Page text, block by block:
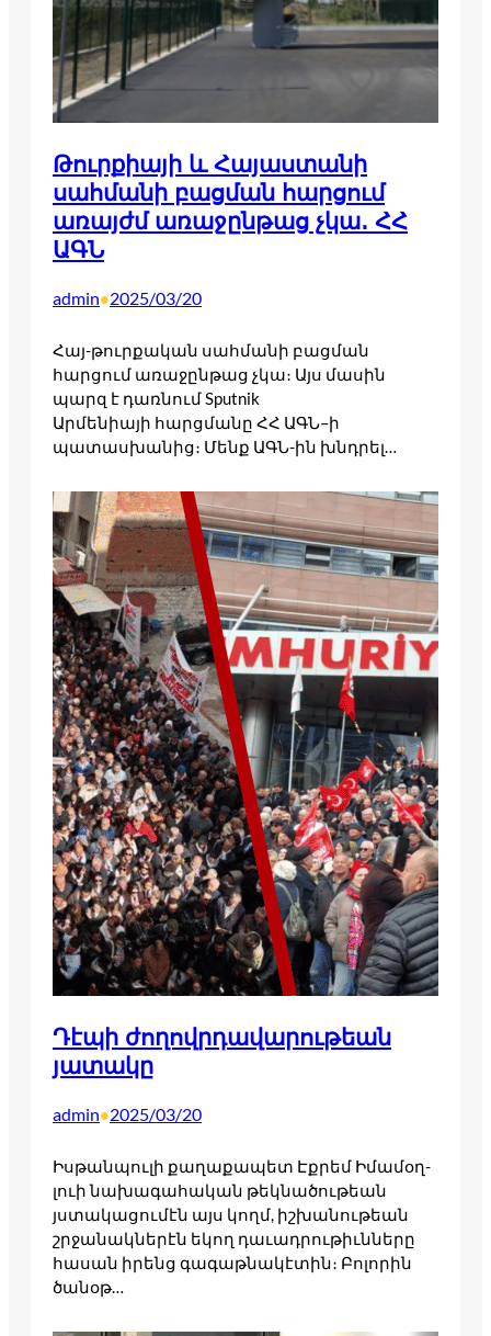
Թուրքիայի և Հայաստանի
սահմանի բացման հարցում
առայժմ առաջընթաց չկա․ ՀՀ
ԱԳՆ
admin•2025/03/20
Հայ-թուրքական սահմանի բացման
հարցում առաջընթաց չկա։ Այս մասին
պարզ է դառնում Sputnik
Արմենիայի հարցմանը ՀՀ ԱԳՆ–ի
պատասխանից։ Մենք ԱԳՆ-ին խնդրել…
Դէպի ժողովրդավարութեան
յատակը
admin•2025/03/20
Իս­թանպու­լի քա­ղաքա­պետ Էք­րեմ Իմա­մօղ­
լո­ւի նա­խագա­հական թեկ­նա­ծու­թեան
յստա­կացու­մէն այս կողմ, իշ­խա­նու­թեան
շրջա­նակ­նե­րէն եկող դա­ւադ­րութիւննե­րը
հա­սան իրենց գա­գաթ­նա­կէտին։ Բո­լորին
ծա­նօթ…